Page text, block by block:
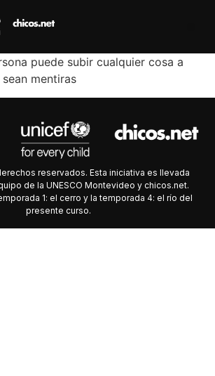
puede subir cualquier cosa a
mentiras
reservados. Esta iniciativa es llevada
de la UNESCO Montevideo y chicos.net.
1: el cerro y la temporada 4: el río del
presente curso.